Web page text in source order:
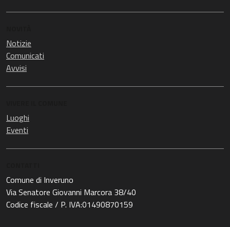
Notizie
Comunicati
Avvisi
Luoghi
Eventi
Comune di Inveruno
Via Senatore Giovanni Marcora 38/40
Codice fiscale / P. IVA:01490870159